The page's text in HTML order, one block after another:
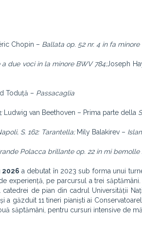
Chopin – Ballata op. 52 nr. 4 in fa minore
a due voci in la minore BWV 784;Joseph
Toduță – Passacaglia
Ludwig van Beethoven – Prima parte della
S. 162: Tarantella; Mily Balakirev –
Polacca brillante op. 22 in mi bemolle
a debutat în 2023 sub forma unui
experiență, pe parcursul a trei
de pian din cadrul Universității
a găzduit 11 tineri pianiști ai
săptămâni, pentru cursuri intensive de